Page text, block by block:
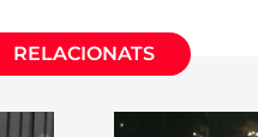
RELACIONATS